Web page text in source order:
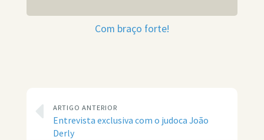
Com braço forte!
ARTIGO ANTERIOR
Entrevista exclusiva com o judoca João
Derly